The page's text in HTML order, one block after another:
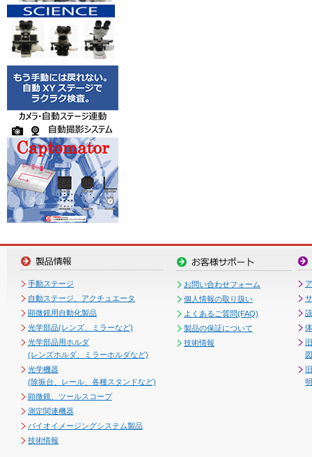
手動ステージ
自動ステージ、アクチュエータ
顕微鏡用自動化製品
光学部品(レンズ、ミラーなど)
光学部品用ホルダ
(レンズホルダ、ミラーホルダなど)
光学機器
(除振台、レール、各種スタンドなど)
顕微鏡、ツールスコープ
測定関連機器
バイオイメージングシステム製品
技術情報
お問い合わせフォーム
個人情報の取り扱い
よくあるご質問(FAQ)
製品の保証について
技術情報